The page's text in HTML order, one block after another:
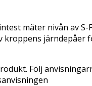
mäter nivån av
kroppens järndepåer
Följ